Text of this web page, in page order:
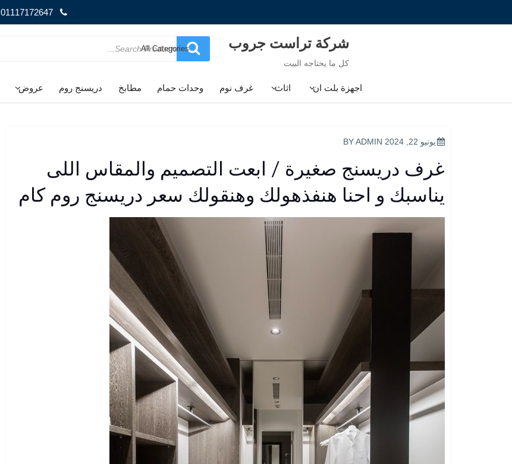
01117172647
شركة تراست جروب
كل ما يحتاجه البيت
Search
for
اجهزة بلت ان اثاث غرف نوم وحدات حمام مطابخ دريسنج روم عروض
POSTED
يونيو 22, 2024 ADMIN
غرف دريسنج صغيرة / ابعت التصميم والمقاس اللى
يناسبك و احنا هنفذهولك وهنقولك سعر دريسنج روم كام